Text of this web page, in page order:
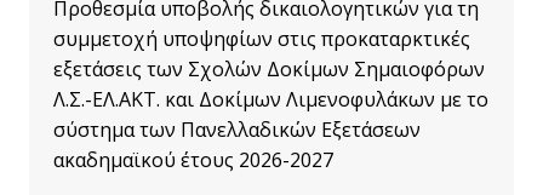
Προθεσμία υποβολής δικαιολογητικών για τη
συμμετοχή υποψηφίων στις προκαταρκτικές
εξετάσεις των Σχολών Δοκίμων Σημαιοφόρων
Λ.Σ.-ΕΛ.ΑΚΤ. και Δοκίμων Λιμενοφυλάκων με το
σύστημα των Πανελλαδικών Εξετάσεων
ακαδημαϊκού έτους 2026-2027